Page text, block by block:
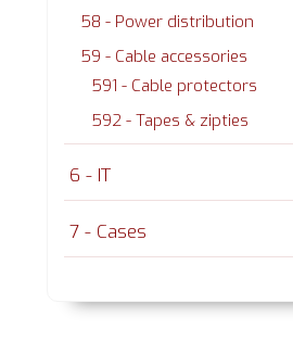
58 - Power distribution
59 - Cable accessories
591 - Cable protectors
592 - Tapes & zipties
6 - IT
7 - Cases